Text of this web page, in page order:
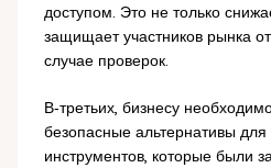
доступом. Это не только
защищает участников рынка
случае проверок.
В‑третьих, бизнесу
безопасные альтернативы
инструментов, которые были